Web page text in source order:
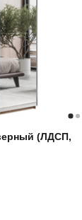
(ЛДСП,